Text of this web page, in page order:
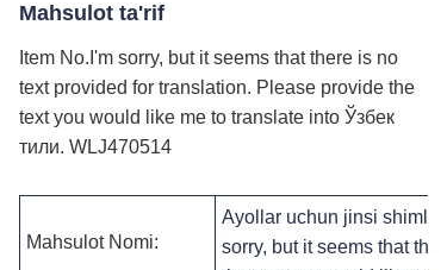
Mahsulot ta'rif
Item No. I'm sorry, but it seems that there is no
text provided for translation. Please provide the
text you would like me to translate into Ўзбек
тили. WLJ470514
Mahsulot Nomi:
Ayollar uchun jinsi
sorry, but it seems that